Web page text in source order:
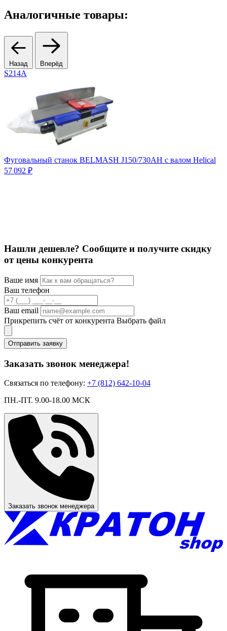
Аналогичные товары:
Назад Вперёд
S214A
Фуговальный станок BELMASH J150/730AH с валом Helical
57 092 ₽
Нашли дешевле? Сообщите и получите скидку
от цены конкурента
Ваше имя
Ваш телефон
Ваш email
Прикрепить счёт от конкурента Выбрать файл
Отправить заявку
Заказать звонок менеджера!
Связаться по телефону: +7 (812) 642-10-04
ПН.-ПТ. 9.00-18.00 МСК
Заказать звонок менеджера